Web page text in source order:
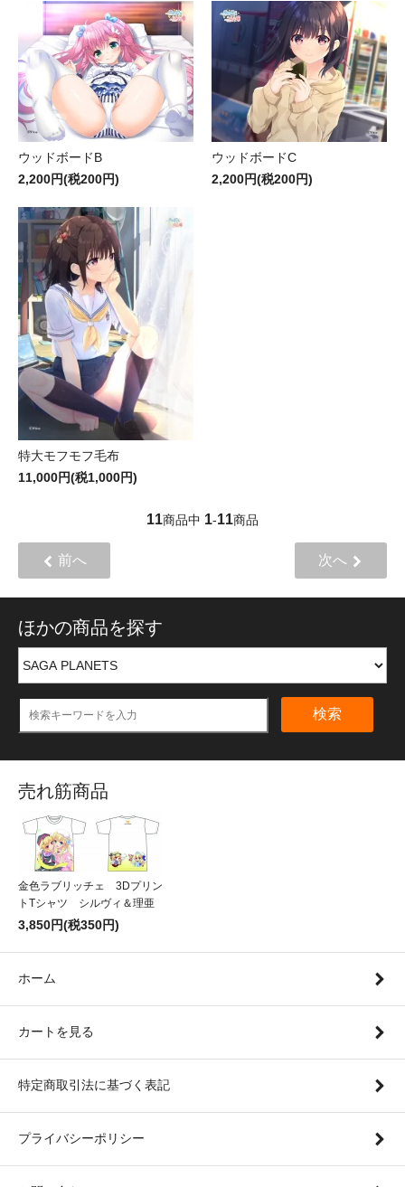
ウッドボードB
2,200円(税200円)
ウッドボードC
2,200円(税200円)
特大モフモフ毛布
11,000円(税1,000円)
11商品中 1-11商品
前へ 次へ
ほかの商品を探す
検索
売れ筋商品
金色ラブリッチェ 3Dプリン
トTシャツ シルヴィ＆理亜
3,850円(税350円)
ホーム
カートを見る
特定商取引法に基づく表記
プライバシーポリシー